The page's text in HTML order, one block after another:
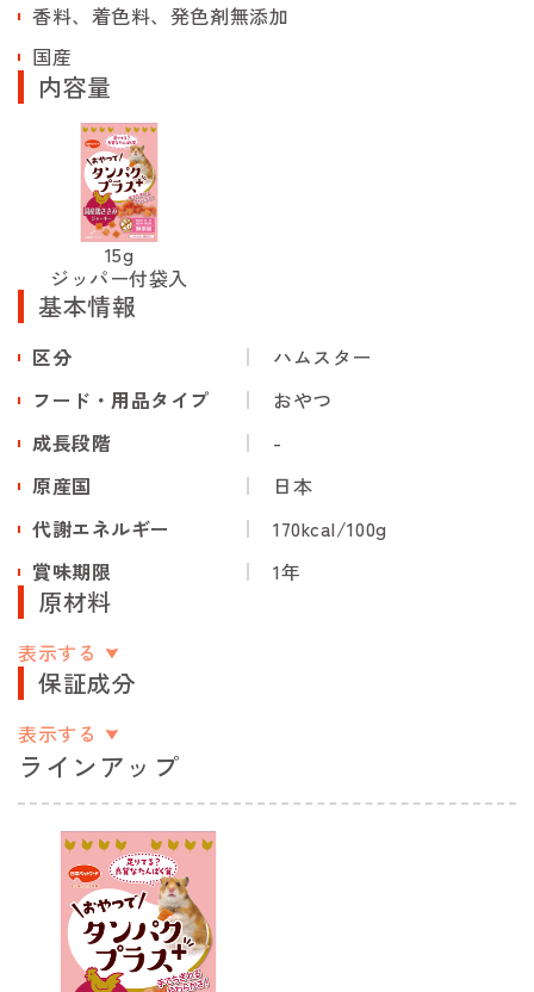
香料、着色料、発色剤無添加
国産
内容量
15g
ジッパー付袋入
基本情報
区分
ハムスター
フード・用品タイプ
おやつ
成長段階
-
原産国
日本
代謝エネルギー
170kcal/100g
賞味期限
1年
原材料
表示する
保証成分
表示する
ラインアップ